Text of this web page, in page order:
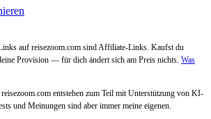
auf reisezoom.com sind Affiliate-Links. Kaufst du
Provision — für dich ändert sich am Preis nichts. Was
entstehen zum Teil mit Unterstützung von KI-
und Meinungen sind aber immer meine eigenen.